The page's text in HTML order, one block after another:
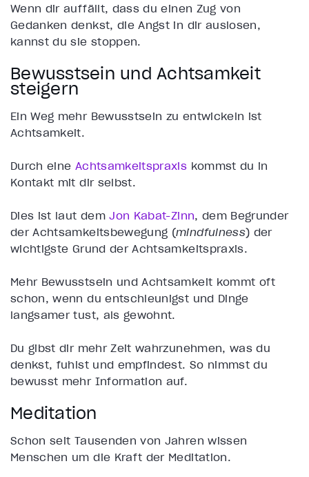
Wenn dir auffällt, dass du einen Zug von
Gedanken denkst, die Angst in dir auslösen,
kannst du sie stoppen.
Bewusstsein und Achtsamkeit
steigern
Ein Weg mehr Bewusstsein zu entwickeln ist
Achtsamkeit.
Durch eine Achtsamkeitspraxis kommst du in
Kontakt mit dir selbst.
Dies ist laut demJon Kabat-Zinn, dem Begründer
der Achtsamkeitsbewegung (mindfulness) der
wichtigste Grund der Achtsamkeitspraxis.
Mehr Bewusstsein und Achtsamkeit kommt oft
schon, wenn du entschleunigst und Dinge
langsamer tust, als gewohnt.
Du gibst dir mehr Zeit wahrzunehmen, was du
denkst, fühlst und empfindest. So nimmst du
bewusst mehr Information auf.
Meditation
Schon seit Tausenden von Jahren wissen
Menschen um die Kraft der Meditation.